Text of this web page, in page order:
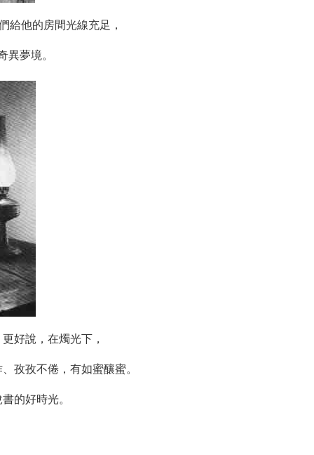
給他的房間光線充足，
異夢境。
好說，在燭光下，
孜孜不倦，有如蜜釀蜜。
的好時光。